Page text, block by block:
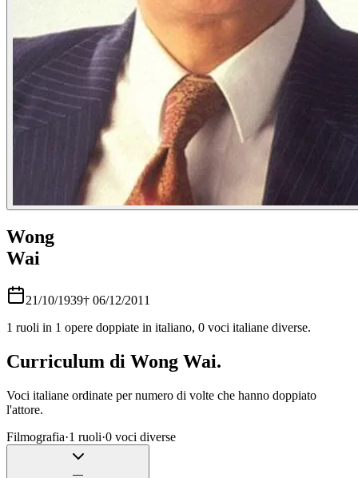
Wong
Wai
21/10/1939† 06/12/2011
1 ruoli in 1 opere doppiate in italiano, 0 voci italiane diverse.
Curriculum di Wong Wai.
Voci italiane ordinate per numero di volte che hanno doppiato
l'attore.
Filmografia·1 ruoli·0 voci diverse
—